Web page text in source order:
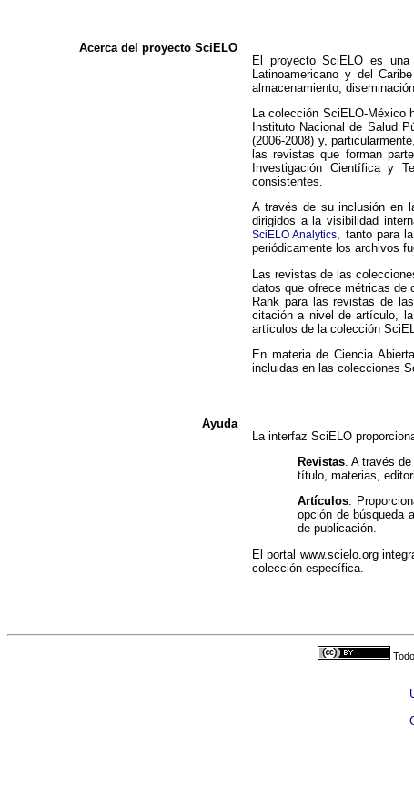
Acerca del proyecto SciELO
El proyecto SciELO es una
Latinoamericano y del
almacenamiento,
La colección SciELO-
Instituto Nacional de Salud
(2006-2008) y,
las revistas que forman
Investigación Científica y
consistentes.
A través de su inclusión en
dirigidos a la visibilidad
SciELO Analytics, tanto para
periódicamente los archivos
Las revistas de las
datos que ofrece métricas de
Rank para las revistas de
citación a nivel de artículo,
artículos de la colección
En materia de Ciencia
incluidas en las colecciones
Ayuda
La interfaz SciELO
Revistas . A través
título, materias,
Artículos.
opción de búsqueda
de publicación.
El portal www.scielo.org
colección específica.